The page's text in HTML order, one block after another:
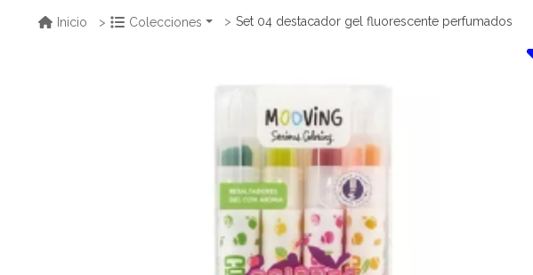
Inicio Colecciones Set 04 destacador gel fluorescente perfumados